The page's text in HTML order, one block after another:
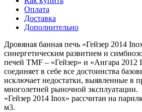
Оплата
Доставка
Дополнительно
Дровяная банная печь «Гейзер 2014
синергетическим развитием и
печей TMF – «Гейзер» и «Ангара 2012
соединяет в себе все достоинства
исключает недостатки, выявленные в
многолетней рыночной эксплуатации.
«Гейзер 2014 Inox» рассчитан на
м3.